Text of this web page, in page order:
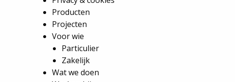
Producten
Projecten
Voor wie
Particulier
Zakelijk
Wat we doen